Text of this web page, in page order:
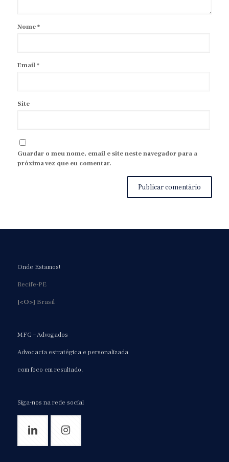
Nome*
Email*
Site
Guardar o meu nome, email e site neste navegador para a
próxima vez que eu comentar.
Onde Estamos!
Recife-PE
[<O>] Brasil
MFG – Advogados
Advocacia estratégica e personalizada
com foco em resultado.
Siga-nos na rede social